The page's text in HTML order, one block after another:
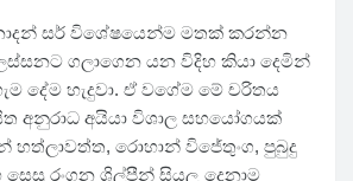
සර් විශේෂයෙන්ම මතක් කරන්න
ගලාගෙන යන විදිහ කියා දෙමින්
දේම හැදුවා. ඒ වගේම මේ චරිතය
අයියා විශාල සහයෝගයක්
හත්ලාවත්ත, රොහාන් විජේතුංග, පුබුදු
සෙසු රංගන ශිල්පීන් සියලු දෙනාම